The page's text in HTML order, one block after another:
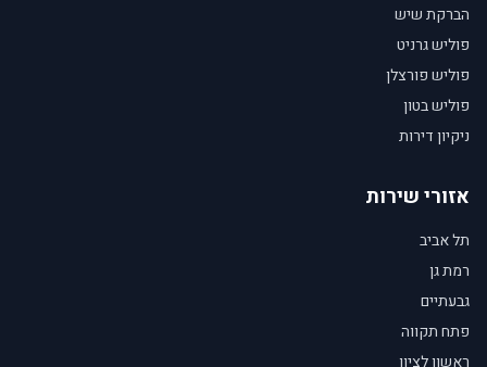
הברקת שיש
פוליש גרניט
פוליש פורצלן
פוליש בטון
ניקיון דירות
אזורי שירות
תל אביב
רמת גן
גבעתיים
פתח תקווה
ראשון לציון